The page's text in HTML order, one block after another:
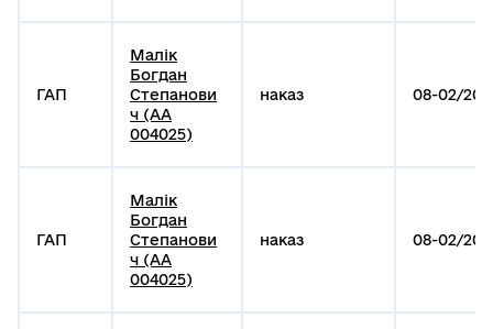
ГАП
Малік
Богдан
Степанови
ч (АА
004025)
наказ 08-02/
ГАП
Малік
Богдан
Степанови
ч (АА
004025)
наказ 08-02/